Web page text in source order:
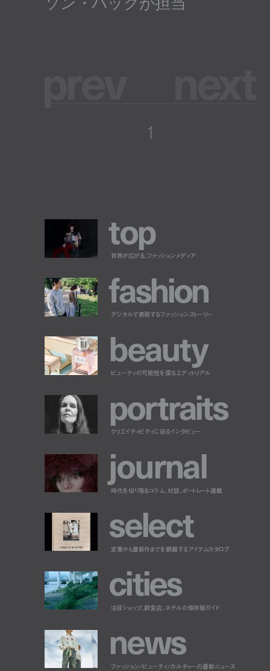
1
top
世界が広がる、ファッションメディア
fashion
デジタルで表現するファッションストーリー
beauty
ビューティの可能性を探るエディトリアル
portraits
クリエイティビティに迫るインタビュー
journal
時代を切り取るコラム、対談、ポートレート連載
select
定番から最新作までを網羅するアイテムカタログ
cities
注目ショップ、飲食店、ホテルの保存版ガイド
news
ファッション/ビューティ/カルチャーの最新ニュース